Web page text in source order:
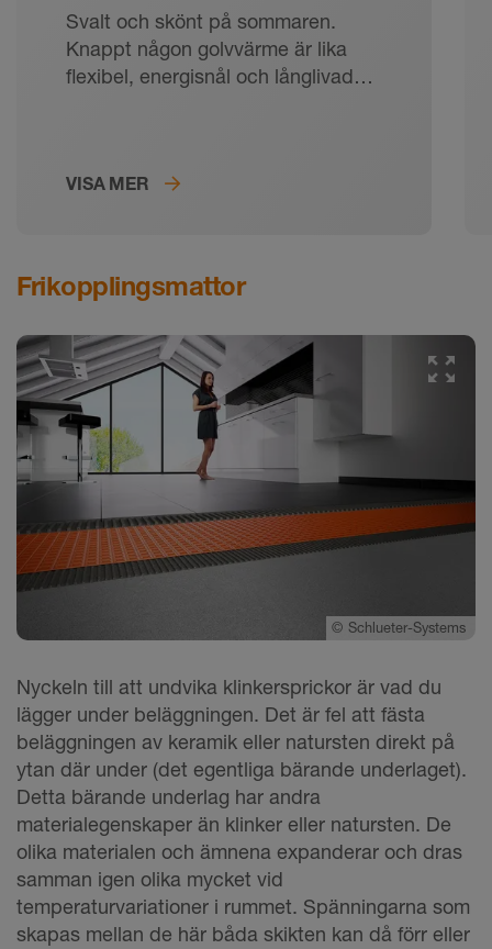
Svalt och skönt på sommaren.
Knappt någon golvvärme är lika
flexibel, energisnål och långlivad
VISA MER
Frikopplingsmattor
© Schlueter-Systems
Nyckeln till att undvika klinkersprickor är vad du
lägger under beläggningen. Det är fel att fästa
beläggningen av keramik eller natursten direkt på
ytan där under (det egentliga bärande underlaget).
Detta bärande underlag har andra
materialegenskaper än klinker eller natursten. De
olika materialen och ämnena expanderar och dras
samman igen olika mycket vid
temperaturvariationer i rummet. Spänningarna som
skapas mellan de här båda skikten kan då förr eller